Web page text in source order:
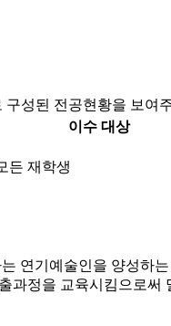
성된 전공현황을 보여
이수 대상
든 재학생
연기예술인을 양성하
과정을 교육시킴으로